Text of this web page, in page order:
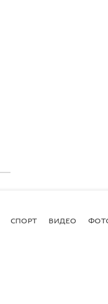
СПОРТ ВИДЕО